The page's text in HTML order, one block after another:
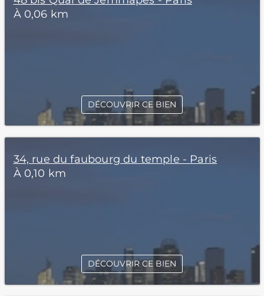
À 0,06 km
DÉCOUVRIR CE BIEN
34, rue du faubourg du temple - Paris
À 0,10 km
DÉCOUVRIR CE BIEN